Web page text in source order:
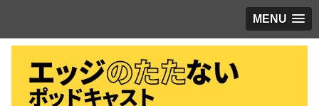
MENU